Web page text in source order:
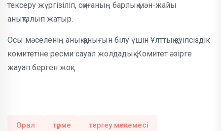
тексеру жүргізіліп, оқиғаның барлық мән-жайы
анықталып жатыр.
Осы мәселенің анық-қанығын білу үшін Ұлттық қауіпсіздік
комитетіне ресми сауал жолдадық. Комитет әзірге
жауап берген жоқ.
Орал түрме тергеу мекемесі